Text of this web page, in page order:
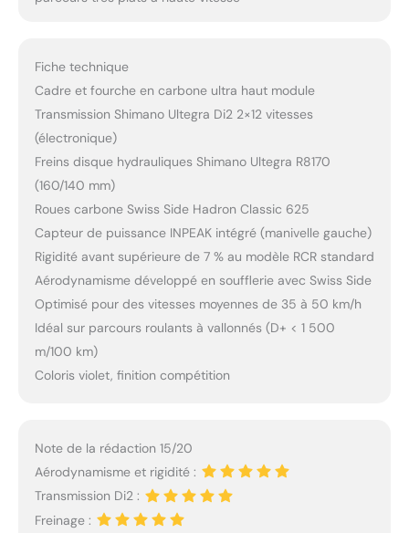
Fiche technique
Cadre et fourche en carbone ultra haut module
Transmission Shimano Ultegra Di2 2×12 vitesses
(électronique)
Freins disque hydrauliques Shimano Ultegra R8170
(160/140 mm)
Roues carbone Swiss Side Hadron Classic 625
Capteur de puissance INPEAK intégré (manivelle gauche)
Rigidité avant supérieure de 7 % au modèle RCR standard
Aérodynamisme développé en soufflerie avec Swiss Side
Optimisé pour des vitesses moyennes de 35 à 50 km/h
Idéal sur parcours roulants à vallonnés (D+ < 1 500
m/100 km)
Coloris violet, finition compétition
Note de la rédaction 15/20
Aérodynamisme et rigidité :
Transmission Di2 :
Freinage :